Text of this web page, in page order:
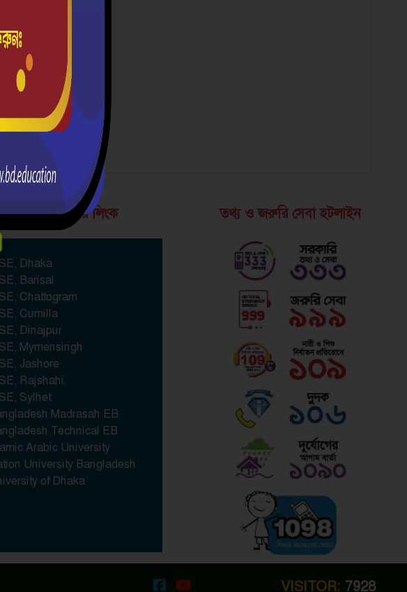
শিক্ষাবোর্ডের লিংক
Dhaka
Barisal
Chattogram
Cumilla
Dinajpur
Mymensingh
Jashore
Rajshahi
Sylhet
Madrasah EB
Technical EB
Arabic University
University Bangladesh
of Dhaka
তথ্য ও জরুরি সেবা হটলাইন
VISITOR: 7928